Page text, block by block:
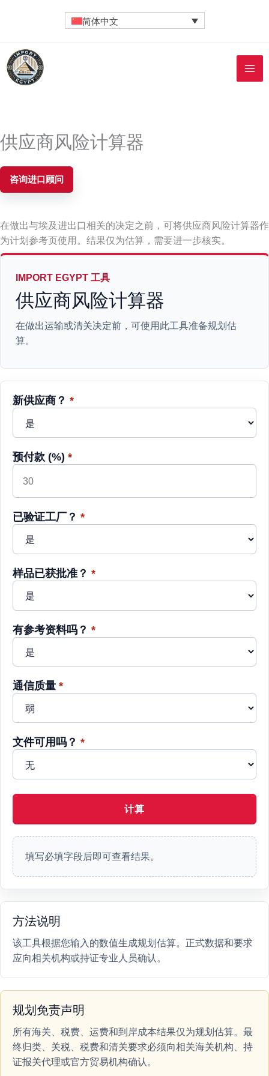
简体中文
供应商风险计算器
咨询进口顾问
在做出与埃及进出口相关的决定之前，可将供应商风险计算器作
为计划参考页使用。结果仅为估算，需要进一步核实。
IMPORT EGYPT 工具
供应商风险计算器
在做出运输或清关决定前，可使用此工具准备规划估
算。
新供应商？ *
预付款 (%) *
已验证工厂？ *
样品已获批准？ *
有参考资料吗？ *
通信质量 *
文件可用吗？ *
计算
填写必填字段后即可查看结果。
方法说明
该工具根据您输入的数值生成规划估算。正式数据和要求
应向相关机构或持证专业人员确认。
规划免责声明
所有海关、税费、运费和到岸成本结果仅为规划估算。最
终归类、关税、税费和清关要求必须向相关海关机构、持
证报关代理或官方贸易机构确认。